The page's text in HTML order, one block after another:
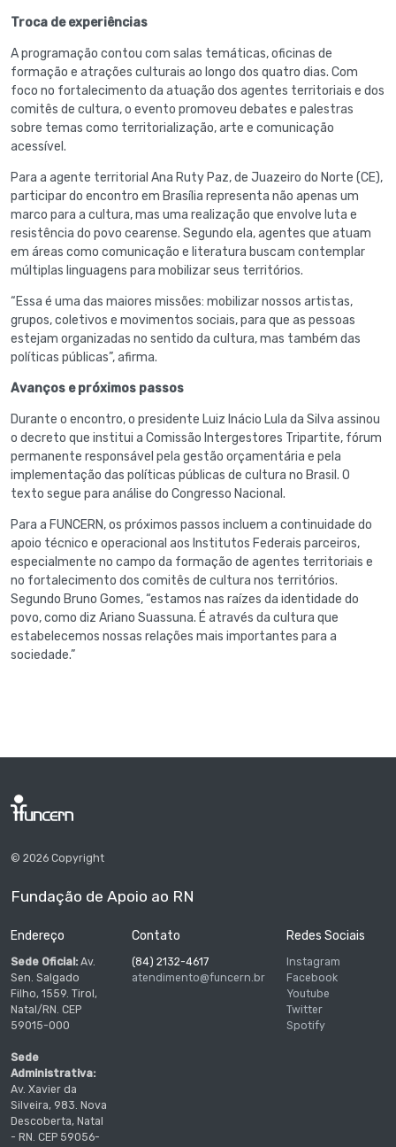
Troca de experiências
A programação contou com salas temáticas, oficinas de
formação e atrações culturais ao longo dos quatro dias. Com
foco no fortalecimento da atuação dos agentes territoriais e dos
comitês de cultura, o evento promoveu debates e palestras
sobre temas como territorialização, arte e comunicação
acessível.
Para a agente territorial Ana Ruty Paz, de Juazeiro do Norte (CE),
participar do encontro em Brasília representa não apenas um
marco para a cultura, mas uma realização que envolve luta e
resistência do povo cearense. Segundo ela, agentes que atuam
em áreas como comunicação e literatura buscam contemplar
múltiplas linguagens para mobilizar seus territórios.
“Essa é uma das maiores missões: mobilizar nossos artistas,
grupos, coletivos e movimentos sociais, para que as pessoas
estejam organizadas no sentido da cultura, mas também das
políticas públicas”, afirma.
Avanços e próximos passos
Durante o encontro, o presidente Luiz Inácio Lula da Silva assinou
o decreto que institui a Comissão Intergestores Tripartite, fórum
permanente responsável pela gestão orçamentária e pela
implementação das políticas públicas de cultura no Brasil. O
texto segue para análise do Congresso Nacional.
Para a FUNCERN, os próximos passos incluem a continuidade do
apoio técnico e operacional aos Institutos Federais parceiros,
especialmente no campo da formação de agentes territoriais e
no fortalecimento dos comitês de cultura nos territórios.
Segundo Bruno Gomes, “estamos nas raízes da identidade do
povo, como diz Ariano Suassuna. É através da cultura que
estabelecemos nossas relações mais importantes para a
sociedade.”
© 2026 Copyright
Fundação de Apoio ao RN
Endereço
Sede Oficial: Av.
Sen. Salgado
Filho, 1559. Tirol,
Natal/RN. CEP
59015-000
Sede
Administrativa:
Av. Xavier da
Silveira, 983. Nova
Descoberta, Natal
- RN. CEP 59056-
Contato
(84) 2132-4617
atendimento@funcern.br
Redes Sociais
Instagram
Facebook
Youtube
Twitter
Spotify